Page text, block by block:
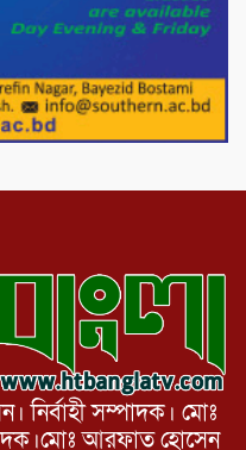
দুর্বৃত্তদের গুলিতে বিএনপি
সেবায় বীর মুক্তিযোদ্ধা দবির
নির্বাহী সম্পাদক। মোঃ
আরফাত হোসেন